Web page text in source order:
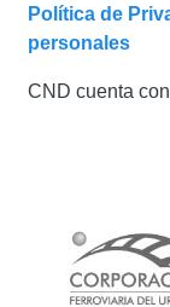
Política de
personales
CND cuenta